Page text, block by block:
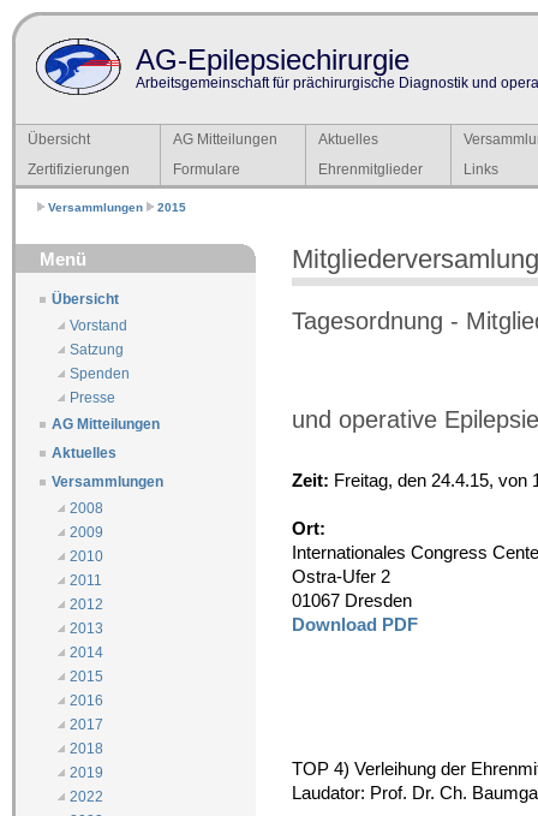
AG-Epilepsiechirurgie
Arbeitsgemeinschaft für prächirurgische Diagnostik und
Übersicht AG Mitteilungen Aktuelles
Zertifizierungen
Formulare Ehrenmitglieder Links
Versammlungen 2015
Menü
Übersicht
Vorstand
Satzung
Spenden
Presse
AG Mitteilungen
Aktuelles
Versammlungen
2008
2009
2010
2011
2012
2013
2014
2015
2016
2017
2018
2019
2022
Tagesordnung -
und operative
Zeit: Freitag, den 24.4.15, von
Ort:
Internationales Congress
Ostra-Ufer 2
01067 Dresden
Download PDF
TOP 4) Verleihung der
Laudator: Prof. Dr. Ch.